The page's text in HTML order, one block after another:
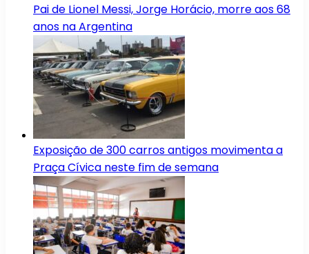
Pai de Lionel Messi, Jorge Horácio, morre aos 68
anos na Argentina
Exposição de 300 carros antigos movimenta a
Praça Cívica neste fim de semana